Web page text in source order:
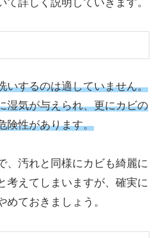
いするのは適していません。
湿気が与えられ、更にカビの
険性があります。
、汚れと同様にカビも綺麗に
考えてしまいますが、確実に
ておきましょう。